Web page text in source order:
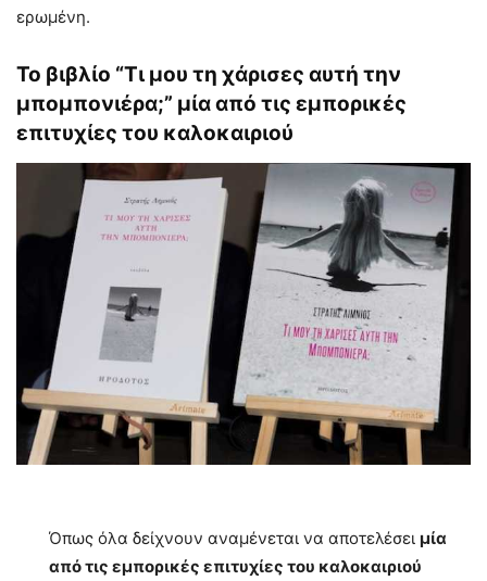
ερωμένη.
Το βιβλίο “Τι μου τη χάρισες αυτή την
μπομπονιέρα;” μία από τις εμπορικές
επιτυχίες του καλοκαιριού
Όπως όλα δείχνουν αναμένεται να αποτελέσει μία
από τις εμπορικές επιτυχίες του καλοκαιριού